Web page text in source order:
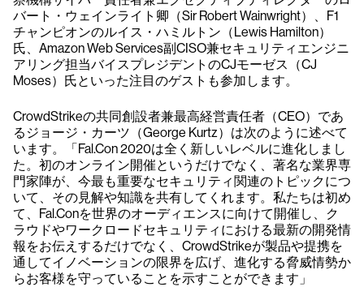
バート・ウェインライト卿（Sir Robert Wainwright）、F1
チャンピオンのルイス・ハミルトン（Lewis Hamilton）
氏、Amazon Web Services副CISO兼セキュリティエンジニ
アリング担当バイスプレジデントのCJモーゼス（CJ
Moses）氏といった注目のゲストも参加します。
CrowdStrikeの共同創設者兼最高経営責任者（CEO）であ
るジョージ・カーツ（George Kurtz）は次のように述べて
います。「Fal.Con 2020は全く新しいレベルに進化しまし
た。初のオンライン開催というだけでなく、著名な業界専
門家陣が、今最も重要なセキュリティ関連のトピックにつ
いて、その見解や知識を共有してくれます。私たちは初め
て、Fal.Conを世界のオーディエンスに向けて開催し、ク
ラウドやワークロードセキュリティにおける最新の開発情
報をお伝えするだけでなく、CrowdStrikeが製品や提携を
通してイノベーションの限界を広げ、進化する脅威情勢か
らお客様を守っていることを示すことができます」